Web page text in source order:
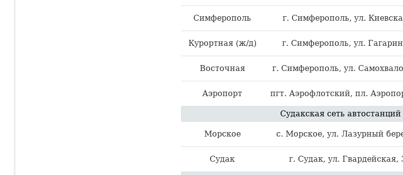
Симферополь г. Симферополь, ул.
Курортная (ж/д) г. Симферополь, ул.
Восточная г. Симферополь, ул.
Аэропорт пгт. Аэрофлотский, пл.
Судакская сеть автостанций
Морское с. Морское, ул. Лазурный
Судак г. Судак, ул. Гвардейская,